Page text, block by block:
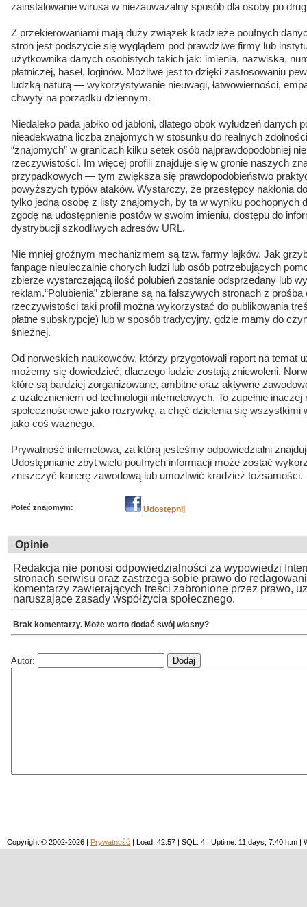
zainstalowanie wirusa w niezauważalny sposób dla osoby po
Z przekierowaniami mają duży związek kradzieże poufnych
stron jest podszycie się wyglądem pod prawdziwe firmy lub
użytkownika danych osobistych takich jak: imienia, nazwiska,
płatniczej, haseł, loginów. Możliwe jest to dzięki zastosowaniu
ludzką naturą — wykorzystywanie nieuwagi, łatwowierności,
chwyty na porządku dziennym.
Niedaleko pada jabłko od jabłoni, dlatego obok wyłudzeń danych
nieadekwatna liczba znajomych w stosunku do realnych
“znajomych” w granicach kilku setek osób najprawdopodobniej
rzeczywistości. Im więcej profili znajduje się w gronie naszych
przypadkowych — tym zwiększa się prawdopodobieństwo
powyższych typów ataków. Wystarczy, że przestępcy nakłonią
tylko jedną osobę z listy znajomych, by ta w wyniku pochopnych
zgodę na udostępnienie postów w swoim imieniu, dostępu do
dystrybucji szkodliwych adresów URL.
Nie mniej groźnym mechanizmem są tzw. farmy lajków. Jak
fanpage nieuleczalnie chorych ludzi lub osób potrzebujących
zbierze wystarczającą ilość polubień zostanie odsprzedany lub
reklam.“Polubienia” zbierane są na fałszywych stronach z
rzeczywistości taki profil można wykorzystać do publikowania
płatne subskrypcje) lub w sposób tradycyjny, gdzie mamy do
śnieżnej.
Od norweskich naukowców, którzy przygotowali raport na temat
możemy się dowiedzieć, dlaczego ludzie zostają zniewoleni.
które są bardziej zorganizowane, ambitne oraz aktywne
z uzależnieniem od technologii internetowych. To zupełnie
społecznościowe jako rozrywkę, a chęć dzielenia się wszystkimi
jako coś ważnego.
Prywatność internetowa, za którą jesteśmy odpowiedzialni
Udostępnianie zbyt wielu poufnych informacji może zostać
zniszczyć karierę zawodową lub umożliwić kradzież tożsamości.
Poleć znajomym: Udostępnij
Opinie
Redakcja nie ponosi odpowiedzialności za wypowiedzi
stronach serwisu oraz zastrzega sobie prawo do
komentarzy zawierających treści zabronione przez prawo,
naruszające zasady współżycia społecznego.
Brak komentarzy. Może warto dodać swój własny?
Autor:
Copyright © 2002-2026 | Prywatność | Load: 42.57 | SQL: 4 | Uptime: 11 days, 7:40 h:m